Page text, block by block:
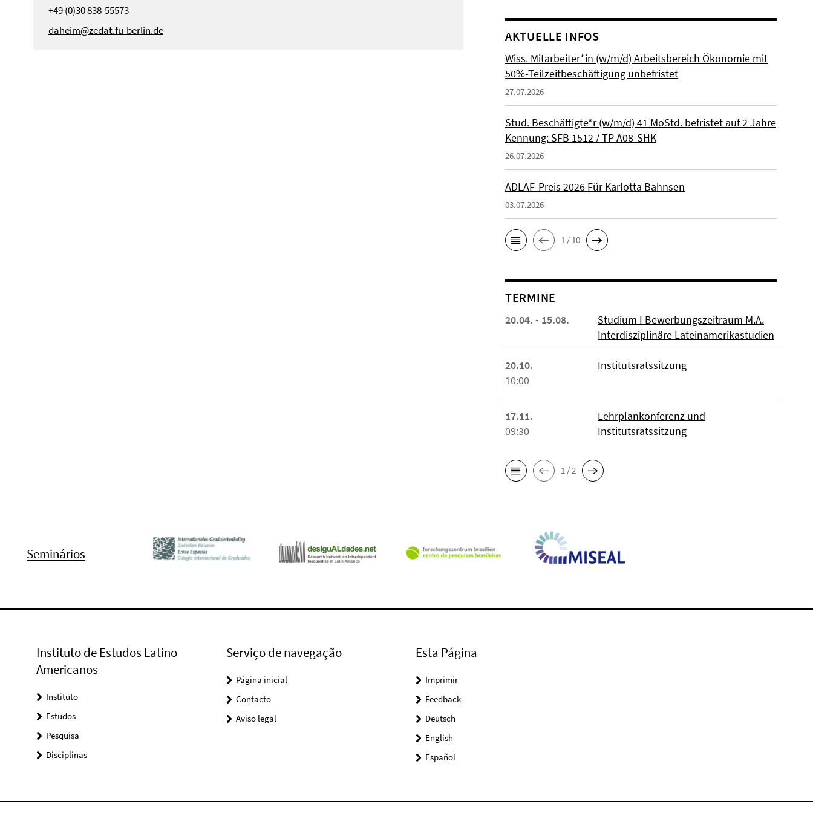
+49 (0)30 838-55573
daheim@zedat.fu-berlin.de
AKTUELLE INFOS
Wiss. Mitarbeiter*in (w/m/d) Arbeitsbereich Ökonomie mit
50%-Teilzeitbeschäftigung unbefristet
27.07.2026
Stud. Beschäftigte*r (w/m/d) 41 MoStd. befristet auf 2 Jahre
Kennung: SFB 1512 / TP A08-SHK
26.07.2026
ADLAF-Preis 2026 Für Karlotta Bahnsen
03.07.2026
1 / 10
TERMINE
20.04. - 15.08.
Studium I Bewerbungszeitraum M.A.
Interdisziplinäre Lateinamerikastudien
20.10.
10:00
Institutsratssitzung
17.11.
09:30
Lehrplankonferenz und
Institutsratssitzung
1 / 2
Seminários
Instituto de Estudos Latino
Americanos
Instituto
Estudos
Pesquisa
Disciplinas
Serviço de navegação
Página inicial
Contacto
Aviso legal
Esta Página
Imprimir
Feedback
Deutsch
English
Español